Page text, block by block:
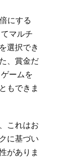
にする
マルチ
選択でき
、賞金だ
ームを
もできま
これはお
に基づい
がありま